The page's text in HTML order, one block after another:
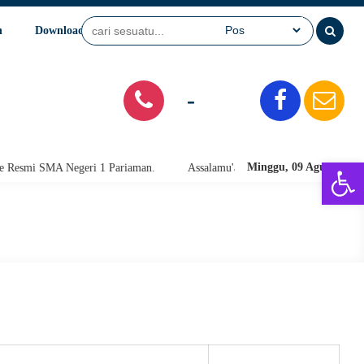
Download Video
-
Minggu, 09 Agu 2026
SMA Negeri 1 Pariaman. Assalamu'alaikum warahmatullahi